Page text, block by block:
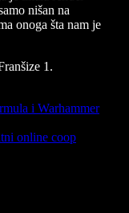
nišan na
onoga šta nam je
i Warhammer
online coop